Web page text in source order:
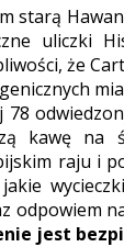
starą
uliczki
że
78
kawę na
raju i
odpowiem
jest